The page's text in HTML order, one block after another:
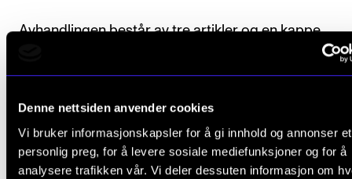
Denne nettsiden anvender cookies
Vi bruker informasjonskapsler for å gi innhold og annonser et
personlig preg, for å levere sosiale mediefunksjoner og for å
analysere trafikken vår. Vi deler dessuten informasjon om
Avhandlingen består av tre artikler og en kappe.
Avhandlingen kan bestilles fra NMH (klikk på lenke
Avhandlingsspråket er norsk.